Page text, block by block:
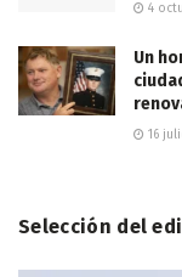
4
Un
16
Selección del